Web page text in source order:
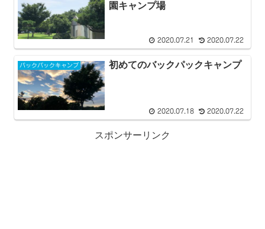
園キャンプ場
2020.07.21 2020.07.22
バックパックキャンプ 初めてのバックパックキャンプ
2020.07.18 2020.07.22
スポンサーリンク